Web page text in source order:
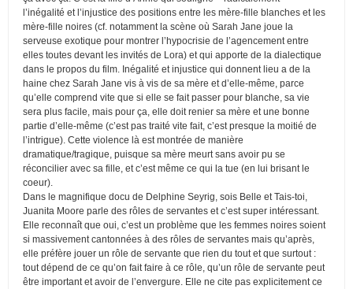
l’inégalité et l’injustice des positions entre les mère-fille blanches et les
mère-fille noires (cf. notamment la scène où Sarah Jane joue la
serveuse exotique pour montrer l’hypocrisie de l’agencement entre
elles toutes devant les invités de Lora) et qui apporte de la dialectique
dans le propos du film. Inégalité et injustice qui donnent lieu a de la
haine chez Sarah Jane vis à vis de sa mère et d’elle-même, parce
qu’elle comprend vite que si elle se fait passer pour blanche, sa vie
sera plus facile, mais pour ça, elle doit renier sa mère et une bonne
partie d’elle-même (c’est pas traité vite fait, c’est presque la moitié de
l’intrigue). Cette violence là est montrée de manière
dramatique/tragique, puisque sa mère meurt sans avoir pu se
réconcilier avec sa fille, et c’est même ce qui la tue (en lui brisant le
coeur).
Dans le magnifique docu de Delphine Seyrig, sois Belle et Tais-toi,
Juanita Moore parle des rôles de servantes et c’est super intéressant.
Elle reconnaît que oui, c’est un problème que les femmes noires soient
si massivement cantonnées à des rôles de servantes mais qu’après,
elle préfère jouer un rôle de servante que rien du tout et que surtout :
tout dépend de ce qu’on fait faire à ce rôle, qu’un rôle de servante peut
être important et avoir de l’envergure. Elle ne cite pas explicitement ce